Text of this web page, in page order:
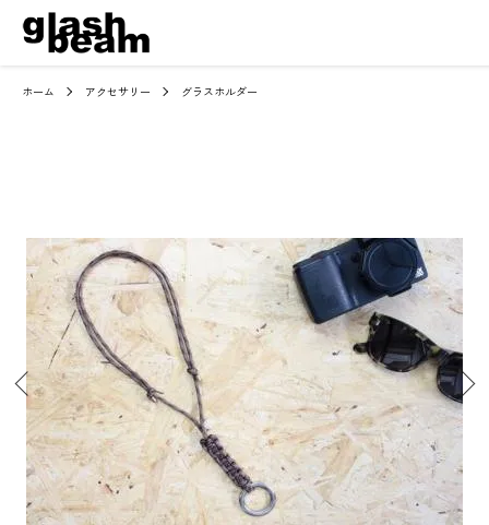
ホーム アクセサリー グラスホルダー